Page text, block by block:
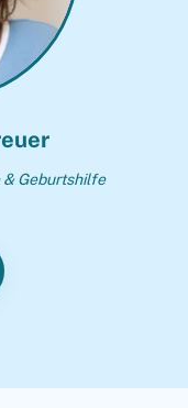
Geburtshilfe